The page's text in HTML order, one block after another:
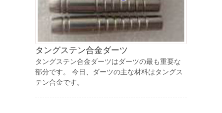
タングステン合金ダーツ
タングステン合金ダーツはダーツの最も重要な
部分です。 今日、ダーツの主な材料はタングス
テン合金です。